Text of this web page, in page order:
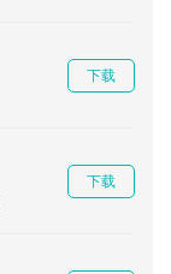
下载
下载